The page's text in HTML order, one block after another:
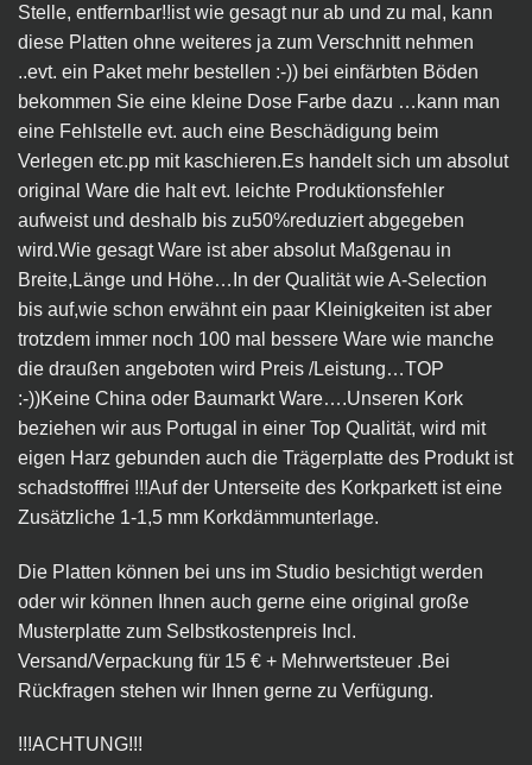
Stelle, entfernbar!!ist wie gesagt nur ab und zu mal, kann
diese Platten ohne weiteres ja zum Verschnitt nehmen
..evt. ein Paket mehr bestellen :-)) bei einfärbten Böden
bekommen Sie eine kleine Dose Farbe dazu …kann man
eine Fehlstelle evt. auch eine Beschädigung beim
Verlegen etc.pp mit kaschieren.Es handelt sich um absolut
original Ware die halt evt. leichte Produktionsfehler
aufweist und deshalb bis zu50%reduziert abgegeben
wird.Wie gesagt Ware ist aber absolut Maßgenau in
Breite,Länge und Höhe…In der Qualität wie A-Selection
bis auf,wie schon erwähnt ein paar Kleinigkeiten ist aber
trotzdem immer noch 100 mal bessere Ware wie manche
die draußen angeboten wird Preis /Leistung…TOP
:-))Keine China oder Baumarkt Ware….Unseren Kork
beziehen wir aus Portugal in einer Top Qualität, wird mit
eigen Harz gebunden auch die Trägerplatte des Produkt ist
schadstofffrei !!!Auf der Unterseite des Korkparkett ist eine
Zusätzliche 1-1,5 mm Korkdämmunterlage.
Die Platten können bei uns im Studio besichtigt werden
oder wir können Ihnen auch gerne eine original große
Musterplatte zum Selbstkostenpreis Incl.
Versand/Verpackung für 15 € + Mehrwertsteuer .Bei
Rückfragen stehen wir Ihnen gerne zu Verfügung.
!!!ACHTUNG!!!